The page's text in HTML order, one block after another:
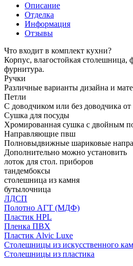
Описание
Отделка
Информация
Отзывы
Что входит в комплект кухни?
Корпус, влагостойкая столешница,
фурнитура.
Ручки
Различные варианты дизайна и
Петли
С доводчиком или без доводчика
Сушка для посуды
Хромированная сушка с двойным
Направляющие пвш
Полновыдвижные шариковые
Дополнительно можно установить
лоток для стол. приборов
тандембоксы
столешница из камня
бутылочница
ЛДСП
Полотно АГТ (МДФ)
Пластик HPL
Пленка ПВХ
Пластик Alvic Luxe
Столешницы из искусственного
Столешницы из пластика